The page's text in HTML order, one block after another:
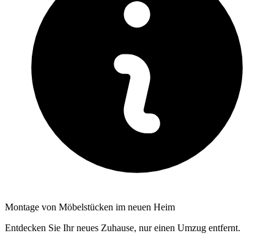
Montage von Möbelstücken im neuen Heim
Entdecken Sie Ihr neues Zuhause, nur einen Umzug entfernt.